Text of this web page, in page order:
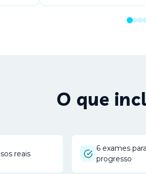
O que
reais
6 exames
progresso